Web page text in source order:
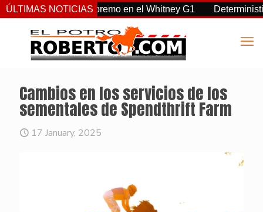
ÚLTIMAS NOTICIASsupremo en el Whitney G1 Deterministic:
Cambios en los servicios de los
sementales de Spendthrift Farm
17 January, 2025